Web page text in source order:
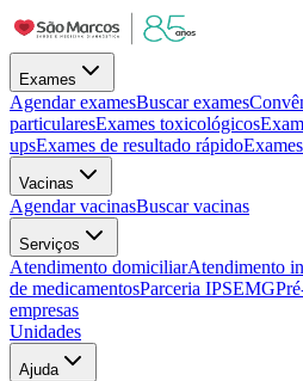
Exames
Agendar examesBuscar exames
particularesExames toxicológicos
upsExames de resultado rápido
Vacinas
Agendar vacinasBuscar vacinas
Serviços
Atendimento domiciliarAtendimento
de medicamentosParceria IPSEMG
empresas
Unidades
Ajuda